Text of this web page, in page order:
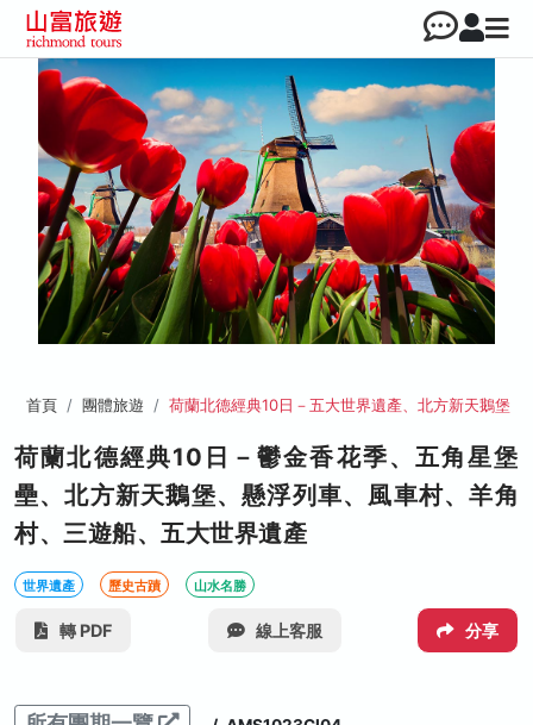
首頁 團體旅遊 荷蘭北德經典10日－五大世界遺產、北方新天鵝堡
荷蘭北德經典10日－鬱金香花季、五角星堡
壘、北方新天鵝堡、懸浮列車、風車村、羊角
村、三遊船、五大世界遺產
世界遺產 歷史古蹟 山水名勝
轉 PDF 線上客服 分享